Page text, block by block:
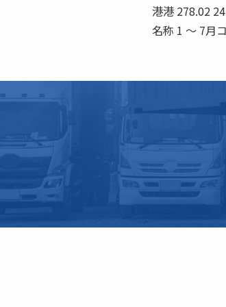
港港 278.02
名称 1 〜 7月